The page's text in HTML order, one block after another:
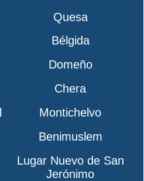
Quesa
Bélgida
Domeño
Chera
Montichelvo
Benimuslem
Lugar Nuevo de San
Jerónimo